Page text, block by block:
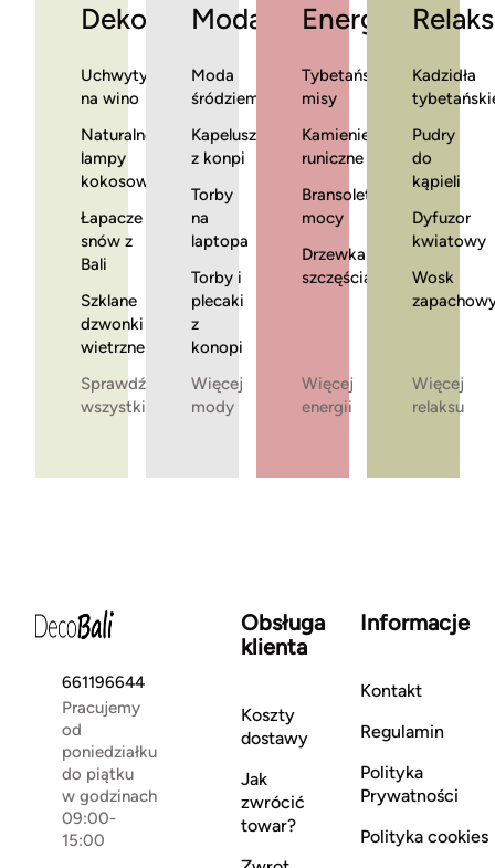
Dekoracje
Uchwyty
na wino
Naturalne
lampy
kokosowe
Łapacze
snów z
Bali
Szklane
dzwonki
wietrzne
Sprawdź
wszystkie
Moda
Moda
śródziemnomorska
Kapelusze
z konpi
Torby
na
laptopa
Torby i
plecaki
z
konopi
Więcej
mody
Energia
Tybetańskie
misy
Kamienie
runiczne
Bransoletki
mocy
Drzewka
szczęścia
Więcej
energii
Relaks
Kadzidła
Pudry
do
kąpieli
Dyfuzor
kwiatowy
Wosk
Więcej
relaksu
661196644
Pracujemy
od
poniedziałku
do piątku
w godzinach
09:00-
15:00
Obsługa
klienta
Koszty
dostawy
Jak
zwrócić
towar?
Informacje
Kontakt
Regulamin
Polityka
Prywatności
Polityka cookies